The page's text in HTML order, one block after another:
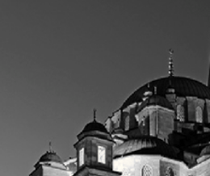
Аргументы и
факты Европа